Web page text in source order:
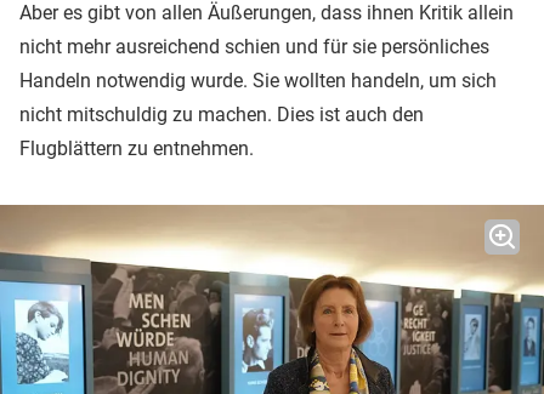
Aber es gibt von allen Äußerungen, dass ihnen Kritik allein
nicht mehr ausreichend schien und für sie persönliches
Handeln notwendig wurde. Sie wollten handeln, um sich
nicht mitschuldig zu machen. Dies ist auch den
Flugblättern zu entnehmen.